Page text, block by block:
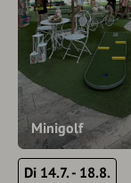
Minigolf
Di 14.7. - 18.8.